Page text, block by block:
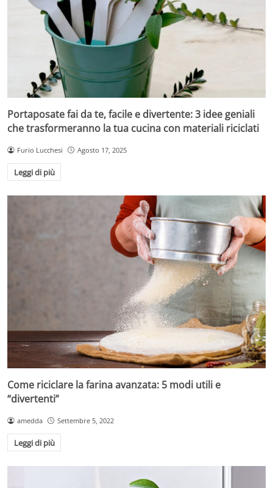
Portaposate fai da te, facile e divertente: 3 idee geniali
che trasformeranno la tua cucina con materiali riciclati
Furio Lucchesi Agosto 17, 2025
Leggi di più
Come riciclare la farina avanzata: 5 modi utili e
“divertenti”
amedda Settembre 5, 2022
Leggi di più